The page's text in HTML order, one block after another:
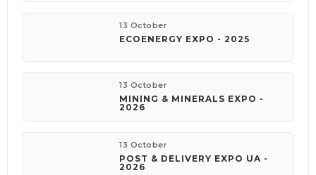
13 October
ECOENERGY EXPO - 2025
13 October
MINING & MINERALS EXPO -
2026
13 October
POST & DELIVERY EXPO UA -
2026